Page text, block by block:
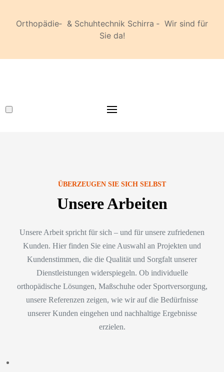
Orthopädie‐ & Schuhtechnik Schirra ‐ Wir sind für
Sie da!
ÜBERZEUGEN SIE SICH SELBST
Unsere Arbeiten
Unsere Arbeit spricht für sich – und für unsere zufriedenen
Kunden. Hier finden Sie eine Auswahl an Projekten und
Kundenstimmen, die die Qualität und Sorgfalt unserer
Dienstleistungen widerspiegeln. Ob individuelle
orthopädische Lösungen, Maßschuhe oder Sportversorgung,
unsere Referenzen zeigen, wie wir auf die Bedürfnisse
unserer Kunden eingehen und nachhaltige Ergebnisse
erzielen.